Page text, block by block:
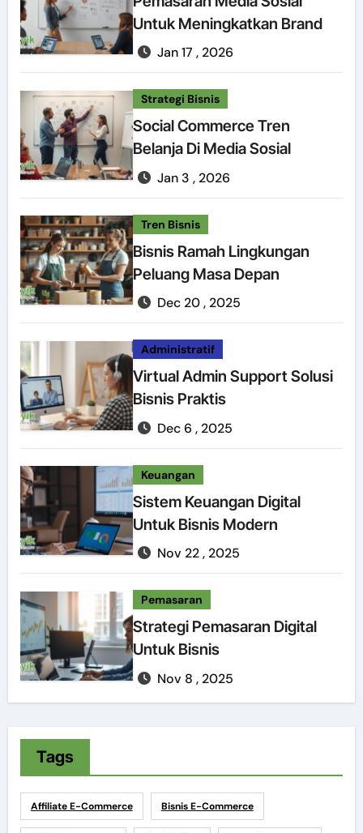
Untuk Meningkatkan Brand
Jan 17 , 2026
Strategi Bisnis
Social Commerce Tren
Belanja Di Media Sosial
Jan 3 , 2026
Tren Bisnis
Bisnis Ramah Lingkungan
Peluang Masa Depan
Dec 20 , 2025
Administratif
Virtual Admin Support Solusi
Bisnis Praktis
Dec 6 , 2025
Keuangan
Sistem Keuangan Digital
Untuk Bisnis Modern
Nov 22 , 2025
Pemasaran
Strategi Pemasaran Digital
Untuk Bisnis
Nov 8 , 2025
Tags
Affiliate E-Commerce Bisnis E-Commerce